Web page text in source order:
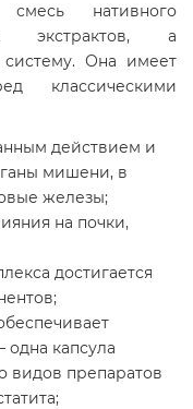
нативного
экстрактов, а
систему. Она имеет
классическими
действием и
мишени, в
железы;
на почки,
достигается
одна капсула
видов препаратов